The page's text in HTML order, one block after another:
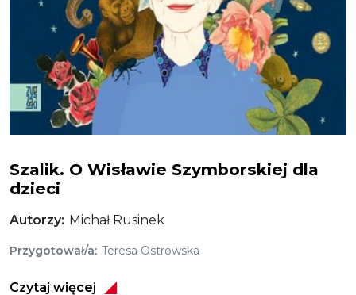
Szalik. O Wisławie Szymborskiej dla
dzieci
Autorzy Michał Rusinek
Przygotował/a Teresa Ostrowska
Czytaj więcej